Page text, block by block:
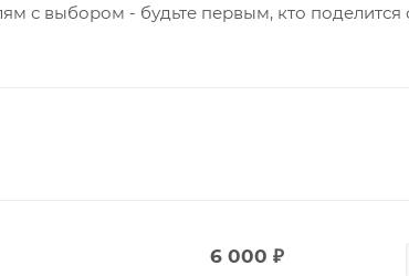
с выбором - будьте первым, кто
6 000 ₽